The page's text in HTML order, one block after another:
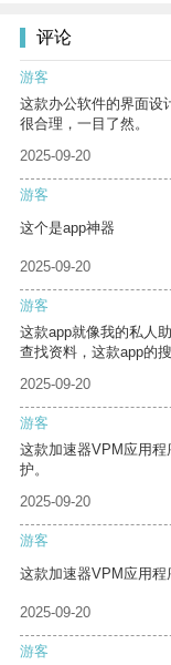
评论
游客
这款办公软件的界面设
很合理，一目了然。
2025-09-20
游客
这个是app神器
2025-09-20
游客
这款app就像我的私人
查找资料，这款app的
2025-09-20
游客
这款加速器VPM应用
护。
2025-09-20
游客
这款加速器VPM应用程
2025-09-20
游客